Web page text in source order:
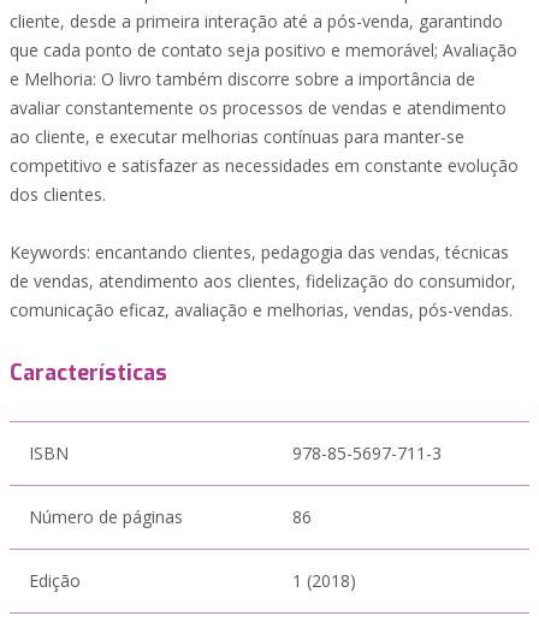
cliente, desde a primeira interação até a pós-venda, garantindo
que cada ponto de contato seja positivo e memorável; Avaliação
e Melhoria: O livro também discorre sobre a importância de
avaliar constantemente os processos de vendas e atendimento
ao cliente, e executar melhorias contínuas para manter-se
competitivo e satisfazer as necessidades em constante evolução
dos clientes.
Keywords: encantando clientes, pedagogia das vendas, técnicas
de vendas, atendimento aos clientes, fidelização do consumidor,
comunicação eficaz, avaliação e melhorias, vendas, pós-vendas.
Características
ISBN 978-85-5697-711-3
Número de páginas 86
Edição 1 (2018)